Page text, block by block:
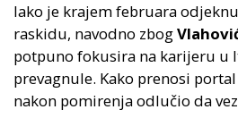
Iako je krajem februara
raskidu, navodno zbog
potpuno fokusira na karijeru u
prevagnule. Kako prenosi portal
nakon pomirenja odlučio da